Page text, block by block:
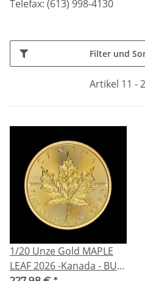
Telefax: (613) 998-4130
Filter und
Artikel 11 -
1/20 Unze Gold MAPLE
LEAF 2026 -Kanada - BU 1